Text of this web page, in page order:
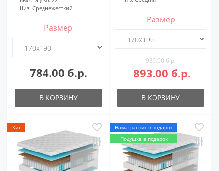
Низ: Среднежесткий
Размер
784.00 б.р.
В КОРЗИНУ
Размер
939.00 б.р.
893.00 б.р.
В КОРЗИНУ
Хит
Наматрасник в подарок
Подушка в подарок